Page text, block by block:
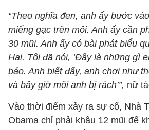
“Theo nghĩa đen, anh ấy bước
miếng gạc trên môi. Anh ấy cần
30 mũi. Anh ấy có bài phát biểu
Hai. Tôi đã nói, ‘Đây là những gì
báo. Anh biết đấy, anh chơi như
và bây giờ môi anh bị rách’”, nữ
Vào thời điểm xảy ra sự cố, Nhà
Obama chỉ phải khâu 12 mũi để